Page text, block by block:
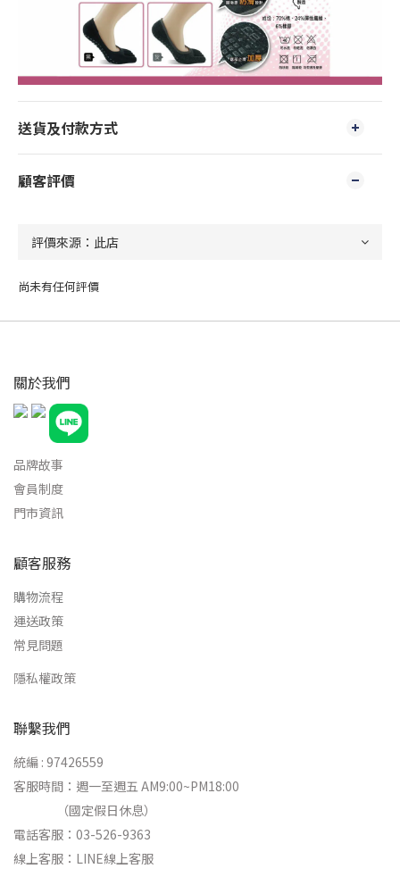
送貨及付款方式
顧客評價
尚未有任何評價
關於我們
品牌故事
會員制度
門市資訊
顧客服務
購物流程
運送政策
常見問題
隱私權政策
聯繫我們
統編 : 97426559
客服時間：週一至週五 AM9:00~PM18:00
（國定假日休息）
電話客服：03-526-9363
線上客服： LINE線上客服